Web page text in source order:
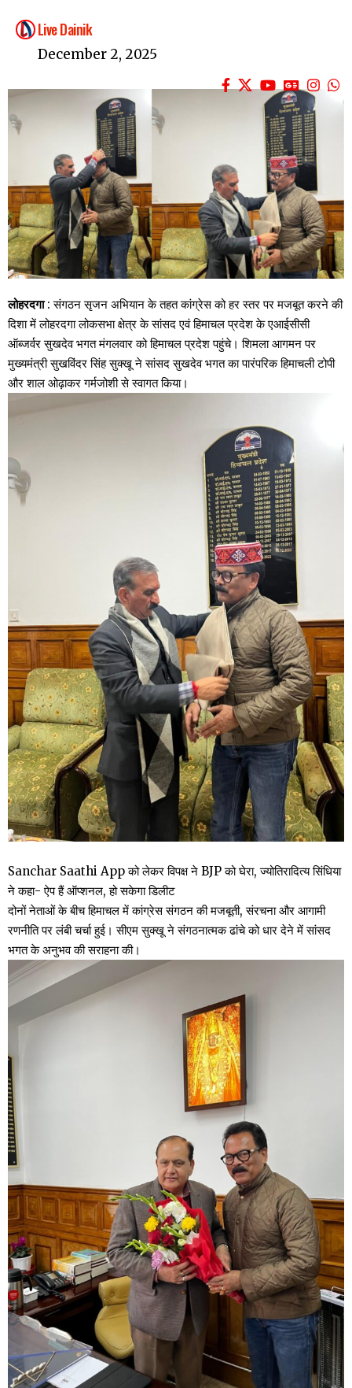
Live Dainik
December 2, 2025
लोहरदगा: संगठन सृजन अभियान के तहत कांग्रेस को हर स्तर पर मजबूत करने की
दिशा में लोहरदगा लोकसभा क्षेत्र के सांसद एवं हिमाचल प्रदेश के एआईसीसी
ऑब्जर्वर सुखदेव भगत मंगलवार को हिमाचल प्रदेश पहुंचे। शिमला आगमन पर
मुख्यमंत्री सुखविंदर सिंह सुक्खू ने सांसद सुखदेव भगत का पारंपरिक हिमाचली टोपी
और शाल ओढ़ाकर गर्मजोशी से स्वागत किया।
Sanchar Saathi App को लेकर विपक्ष ने BJP को घेरा, ज्योतिरादित्य सिंधिया
ने कहा- ऐप हैं ऑप्शनल, हो सकेगा डिलीट
दोनों नेताओं के बीच हिमाचल में कांग्रेस संगठन की मजबूती, संरचना और आगामी
रणनीति पर लंबी चर्चा हुई। सीएम सुक्खू ने संगठनात्मक ढांचे को धार देने में सांसद
भगत के अनुभव की सराहना की।